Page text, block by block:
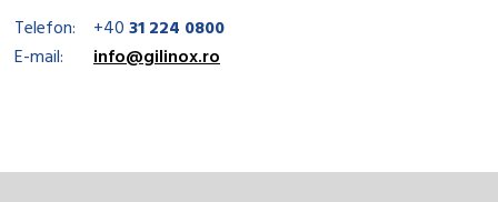
Telefon: +4031 224 0800
E-mail:
info@gilinox.ro